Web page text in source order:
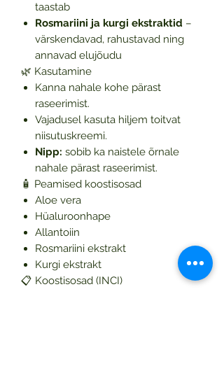
taastab
Rosmariini ja kurgi ekstraktid –
värskendavad, rahustavad ning
annavad elujõudu
🌿 Kasutamine
Kanna nahale kohe pärast
raseerimist.
Vajadusel kasuta hiljem toitvat
niisutuskreemi.
Nipp: sobib ka naistele õrnale
nahale pärast raseerimist.
🧴 Peamised koostisosad
Aloe vera
Hüaluroonhape
Allantoiin
Rosmariini ekstrakt
Kurgi ekstrakt
📋 Koostisosad (INCI)